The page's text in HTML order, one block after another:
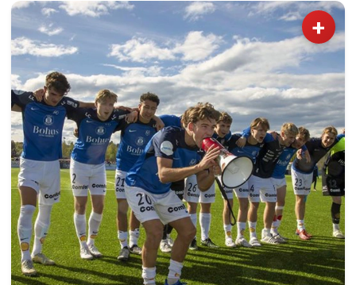
den flotte hallen på Tynsåk. 11-åringene Neda
Yousefi, Shokofa Shafai, Signe Gill Sandholt,
Ansima Furaha Mushosi Bisimwa, Ane Lien
Kvelstad og Thea Strand Nilssen gleder seg til å
spille kamper i den nye hallen. Foto: Bjørn
Hytjanstorp
+